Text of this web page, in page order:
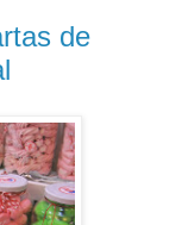
de